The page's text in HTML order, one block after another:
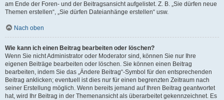
am Ende der Foren- und der Beitragsansicht aufgelistet. Z. B. „Sie dürfen neue
Themen erstellen“, „Sie dürfen Dateianhänge erstellen“ usw.
Nach oben
Wie kann ich einen Beitrag bearbeiten oder löschen?
Wenn Sie nicht Administrator oder Moderator sind, können Sie nur Ihre
eigenen Beiträge bearbeiten oder löschen. Sie können einen Beitrag
bearbeiten, indem Sie das „Ändere Beitrag“-Symbol für den entsprechenden
Beitrag anklicken; eventuell ist dies nur für einen begrenzten Zeitraum nach
seiner Erstellung möglich. Wenn bereits jemand auf Ihren Beitrag geantwortet
hat, wird Ihr Beitrag in der Themenansicht als überarbeitet gekennzeichnet. Es